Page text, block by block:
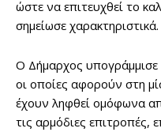
ώστε να επιτευχθεί το
σημείωσε χαρακτηριστικά.
Ο Δήμαρχος υπογράμμισε
οι οποίες αφορούν στη
έχουν ληφθεί ομόφωνα
τις αρμόδιες επιτροπές,